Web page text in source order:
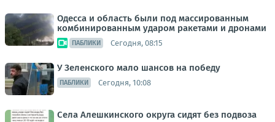
Одесса и область были под массированным
комбинированным ударом ракетами и дронами
ПАБЛИКИ Сегодня, 08:15
У Зеленского мало шансов на победу
ПАБЛИКИ Сегодня, 10:08
Села Алешкинского округа сидят без подвоза